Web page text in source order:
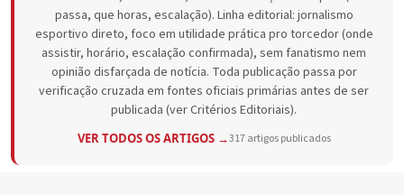
passa, que horas, escalação). Linha editorial: jornalismo
esportivo direto, foco em utilidade prática pro torcedor (onde
assistir, horário, escalação confirmada), sem fanatismo nem
opinião disfarçada de notícia. Toda publicação passa por
verificação cruzada em fontes oficiais primárias antes de ser
publicada (ver Critérios Editoriais).
VER TODOS OS ARTIGOS →317 artigos publicados